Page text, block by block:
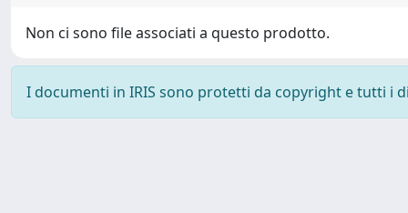
Non ci sono file associati a questo prodotto.
I documenti in IRIS sono protetti da copyright e tutti i